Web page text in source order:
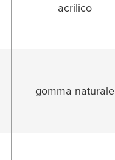
acrilico
gomma naturale